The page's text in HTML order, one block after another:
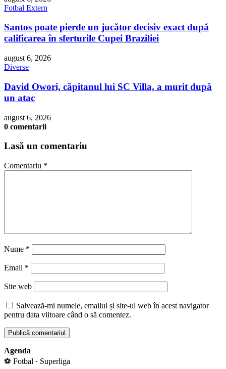
Fotbal Extern
Santos poate pierde un jucător decisiv exact după
calificarea în sferturile Cupei Braziliei
august 6, 2026
Diverse
David Owori, căpitanul lui SC Villa, a murit după
un atac
august 6, 2026
0 comentarii
Lasă un comentariu
Comentariu *
Nume *
Email *
Site web
Salvează-mi numele, emailul și site-ul web în acest navigator
pentru data viitoare când o să comentez.
Agenda
⚽ Fotbal · Superliga